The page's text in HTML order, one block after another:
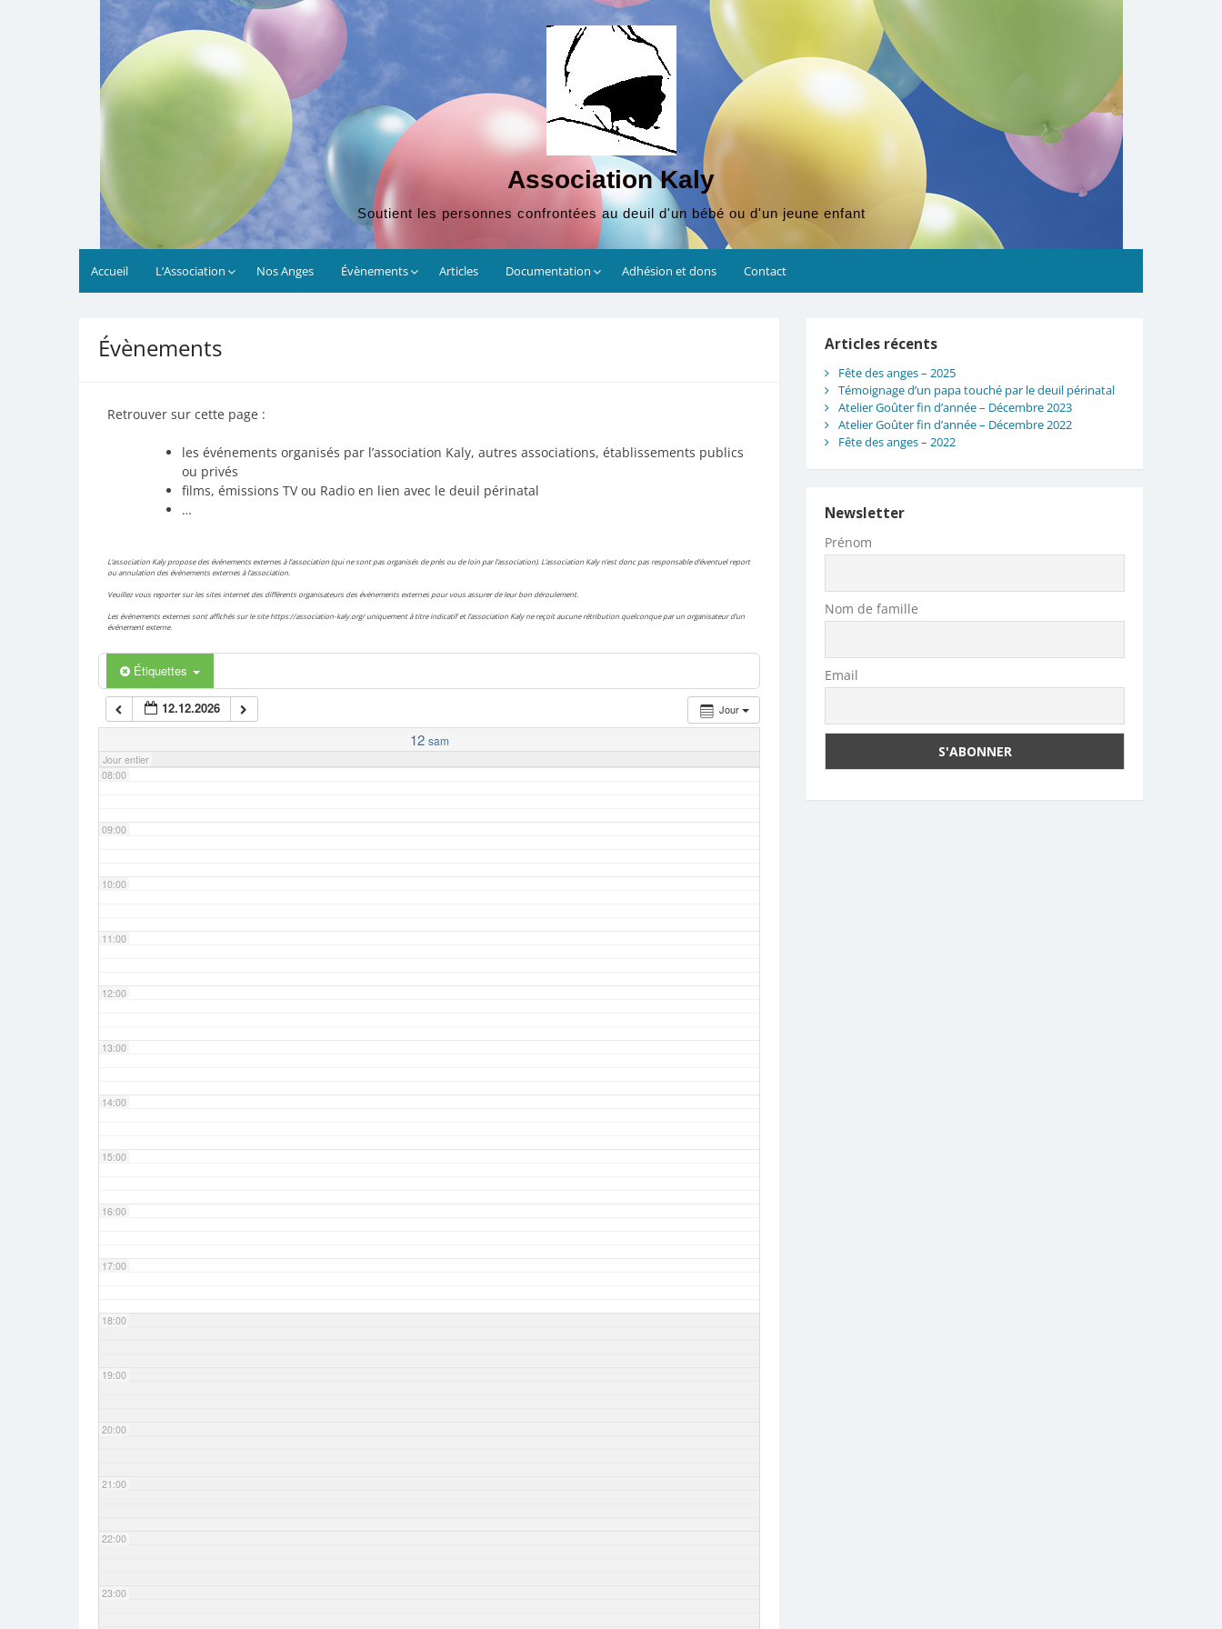
Association Kaly
Soutient les personnes confrontées au deuil d'un bébé ou d'un jeune enfant
Accueil L’Association Nos Anges Évènements Articles Documentation Adhésion et dons Contact
Évènements
Retrouver sur cette page :
les événements organisés par l’association Kaly, autres associations, établissements publics
ou privés
films, émissions TV ou Radio en lien avec le deuil périnatal
…
L’association Kaly propose des événements externes à l’association (qui ne sont pas organisés de près ou de loin par l’association). L’association Kaly n’est donc pas responsable d’éventuel report
ou annulation des événements externes à l’association.
Veuillez vous reporter sur les sites internet des différents organisateurs des événements externes pour vous assurer de leur bon déroulement.
Les événements externes sont affichés sur le site https://association-kaly.org/ uniquement à titre indicatif et l’association Kaly ne reçoit aucune rétribution quelconque par un organisateur d’un
événement externe.
Étiquettes
Jour
12.12.2026
12 sam
Jour entier
00:00
04:00
05:00
06:00
07:00
08:00
09:00
10:00
11:00
12:00
13:00
14:00
15:00
16:00
17:00
18:00
19:00
20:00
21:00
22:00
23:00
Articles récents
Fête des anges – 2025
Témoignage d’un papa touché par le deuil périnatal
Atelier Goûter fin d’année – Décembre 2023
Atelier Goûter fin d’année – Décembre 2022
Fête des anges – 2022
Newsletter
Prénom
Nom de famille
Email